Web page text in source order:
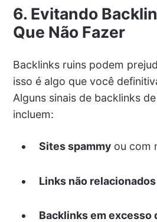
6. Evitando
Que Não Fazer
Backlinks ruins podem
isso é algo que você
Alguns sinais de backlinks
incluem:
Sites spammyou com
Links não
Backlinks em excesso